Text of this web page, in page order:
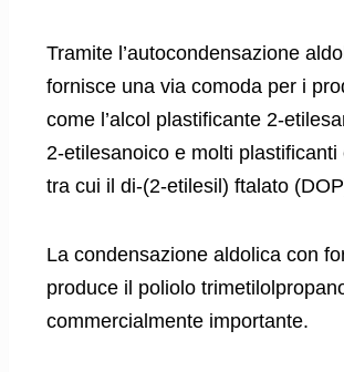
Tramite l’autocondensazione
fornisce una via comoda per i
come l’alcol plastificante 2-
2-etilesanoico e molti plastificanti
tra cui il di-(2-etilesil) ftalato
La condensazione aldolica con
produce il poliolo
commercialmente importante.